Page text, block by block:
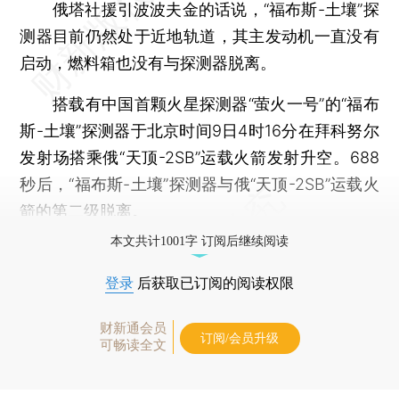
俄塔社援引波波夫金的话说，“福布斯-土壤”探
测器目前仍然处于近地轨道，其主发动机一直没有
启动，燃料箱也没有与探测器脱离。
搭载有中国首颗火星探测器“萤火一号”的“福布
斯-土壤”探测器于北京时间9日4时16分在拜科努尔
发射场搭乘俄“天顶-2SB”运载火箭发射升空。688
秒后，“福布斯-土壤”探测器与俄“天顶-2SB”运载火
箭的第二级脱离。
本文共计1001字 订阅后继续阅读
登录 后获取已订阅的阅读权限
财新通会员
可畅读全文
订阅/会员升级